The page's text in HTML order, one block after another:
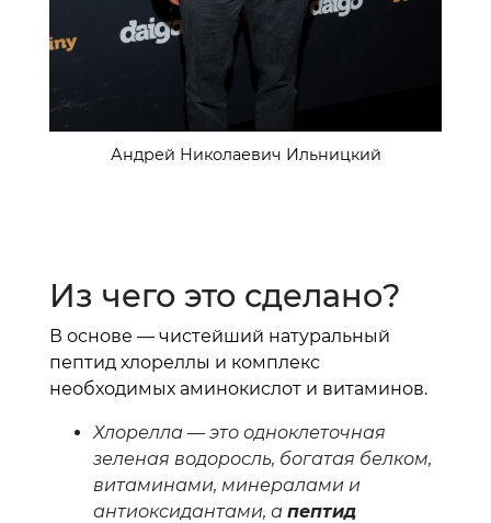
Андрей Николаевич Ильницкий
Из чего это сделано?
В основе — чистейший натуральный
пептид хлореллы и комплекс
необходимых аминокислот и витаминов.
Хлорелла — это одноклеточная
зеленая водоросль, богатая белком,
витаминами, минералами и
антиоксидантами, а пептид